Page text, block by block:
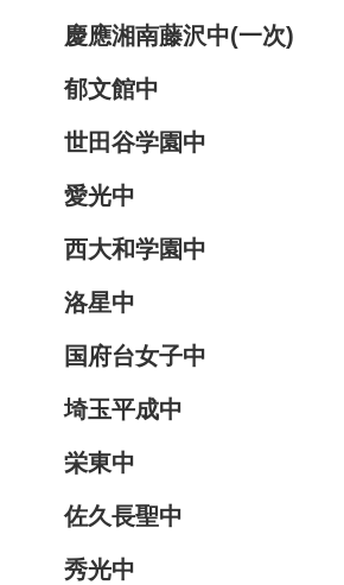
慶應湘南藤沢中(一次)
郁文館中
世田谷学園中
愛光中
西大和学園中
洛星中
国府台女子中
埼玉平成中
栄東中
佐久長聖中
秀光中